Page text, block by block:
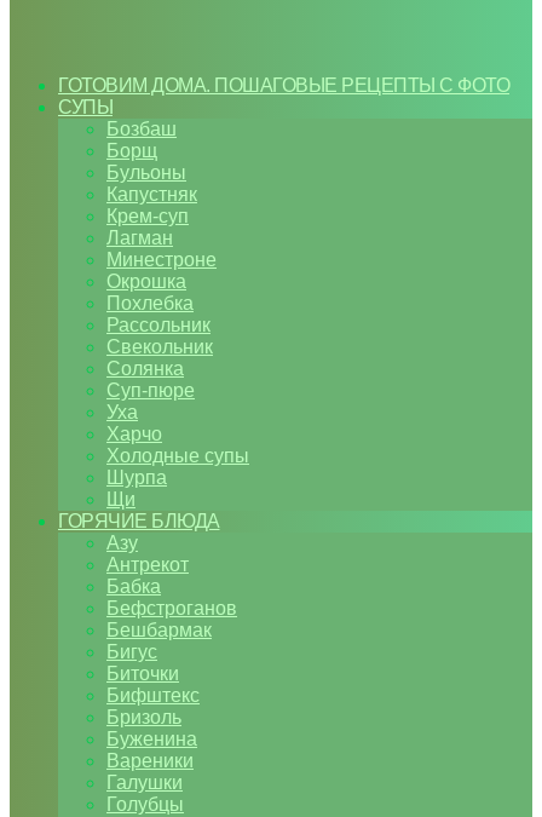
ГОТОВИМ ДОМА. ПОШАГОВЫЕ РЕЦЕПТЫ С ФОТО
СУПЫ
Бозбаш
Борщ
Бульоны
Капустняк
Крем-суп
Лагман
Минестроне
Окрошка
Похлебка
Рассольник
Свекольник
Солянка
Суп-пюре
Уха
Харчо
Холодные супы
Шурпа
Щи
ГОРЯЧИЕ БЛЮДА
Азу
Антрекот
Бабка
Бефстроганов
Бешбармак
Бигус
Биточки
Бифштекс
Бризоль
Буженина
Вареники
Галушки
Голубцы